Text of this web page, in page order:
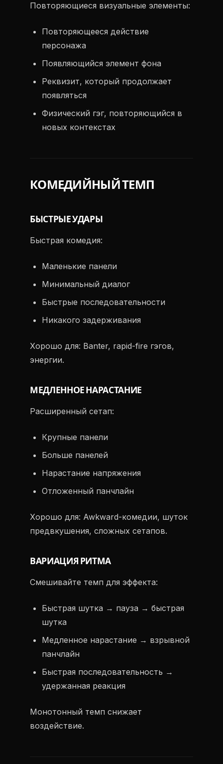
Повторяющиеся визуальные элементы:
Повторяющееся действие
персонажа
Появляющийся элемент фона
Реквизит, который продолжает
появляться
Физический гэг, повторяющийся в
новых контекстах
КОМЕДИЙНЫЙ ТЕМП
БЫСТРЫЕ УДАРЫ
Быстрая комедия:
Маленькие панели
Минимальный диалог
Быстрые последовательности
Никакого задерживания
Хорошо для: Banter, rapid-fire гэгов,
энергии.
МЕДЛЕННОЕ НАРАСТАНИЕ
Расширенный сетап:
Крупные панели
Больше панелей
Нарастание напряжения
Отложенный панчлайн
Хорошо для: Awkward-комедии, шуток
предвкушения, сложных сетапов.
ВАРИАЦИЯ РИТМА
Смешивайте темп для эффекта:
Быстрая шутка → пауза → быстрая
шутка
Медленное нарастание → взрывной
панчлайн
Быстрая последовательность →
удержанная реакция
Монотонный темп снижает
воздействие.